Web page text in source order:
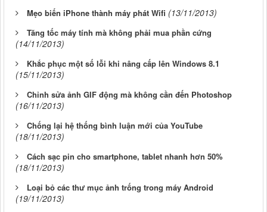
Mẹo biến iPhone thành máy phát Wifi (13/11/2013)
Tăng tốc máy tính mà không phải mua phần cứng
(14/11/2013)
Khắc phục một số lỗi khi nâng cấp lên Windows 8.1
(15/11/2013)
Chỉnh sửa ảnh GIF động mà không cần đến Photoshop
(16/11/2013)
Chống lại hệ thống bình luận mới của YouTube
(18/11/2013)
Cách sạc pin cho smartphone, tablet nhanh hơn 50%
(18/11/2013)
Loại bỏ các thư mục ảnh trống trong máy Android
(19/11/2013)